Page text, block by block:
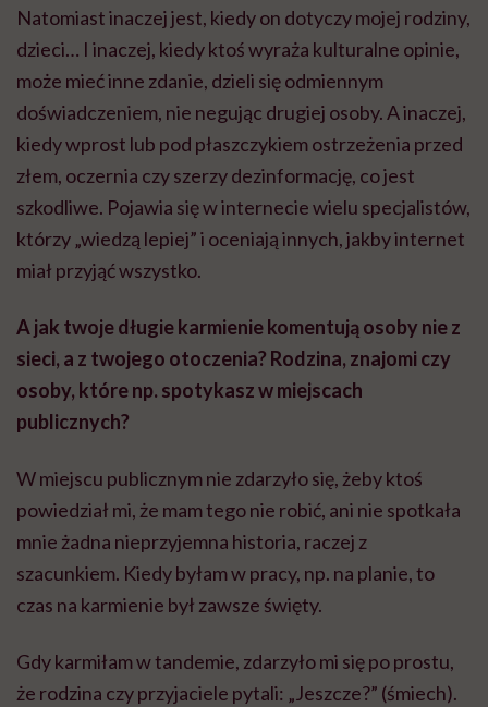
Natomiast inaczej jest, kiedy on dotyczy mojej rodziny,
dzieci… I inaczej, kiedy ktoś wyraża kulturalne opinie,
może mieć inne zdanie, dzieli się odmiennym
doświadczeniem, nie negując drugiej osoby. A inaczej,
kiedy wprost lub pod płaszczykiem ostrzeżenia przed
złem, oczernia czy szerzy dezinformację, co jest
szkodliwe. Pojawia się w internecie wielu specjalistów,
którzy „wiedzą lepiej” i oceniają innych, jakby internet
miał przyjąć wszystko.
A jak twoje długie karmienie komentują osoby nie z
sieci, a z twojego otoczenia? Rodzina, znajomi czy
osoby, które np. spotykasz w miejscach
publicznych?
W miejscu publicznym nie zdarzyło się, żeby ktoś
powiedział mi, że mam tego nie robić, ani nie spotkała
mnie żadna nieprzyjemna historia, raczej z
szacunkiem. Kiedy byłam w pracy, np. na planie, to
czas na karmienie był zawsze święty.
Gdy karmiłam w tandemie, zdarzyło mi się po prostu,
że rodzina czy przyjaciele pytali: „Jeszcze?” (śmiech).